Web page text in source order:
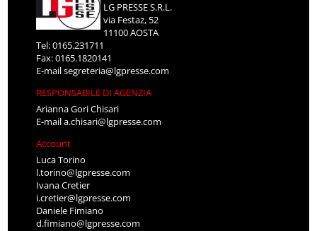
LG PRESSE S.R.L.
via Festaz, 52
11100 AOSTA
Tel: 0165.231711
Fax: 0165.1820141
E-mailsegreteria@lgpresse.com
RESPONSABILE DI AGENZIA
Arianna Gori Chisari
E-maila.chisari@lgpresse.com
Account
Luca Torino
l.torino@lgpresse.com
Ivana Cretier
i.cretier@lgpresse.com
Daniele Fimiano
d.fimiano@lgpresse.com